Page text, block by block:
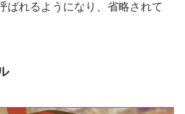
ばれるようになり、省略されて